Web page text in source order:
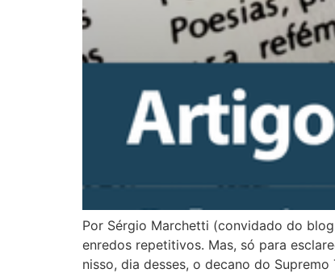
Por Sérgio Marchetti (convidado do
enredos repetitivos. Mas, só para
nisso, dia desses, o decano do